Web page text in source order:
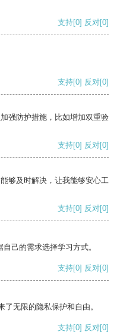
支持[0] 反对[0]
支持[0] 反对[0]
强防护措施，比如增加双重验
支持[0] 反对[0]
够及时解决，让我能够安心工
支持[0] 反对[0]
己的需求选择学习方式。
支持[0] 反对[0]
无限的隐私保护和自由。
支持[0] 反对[0]